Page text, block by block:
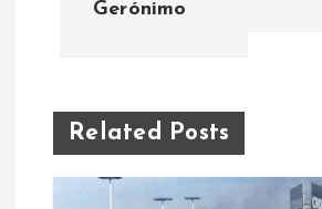
a
Gerónimo
Related Posts